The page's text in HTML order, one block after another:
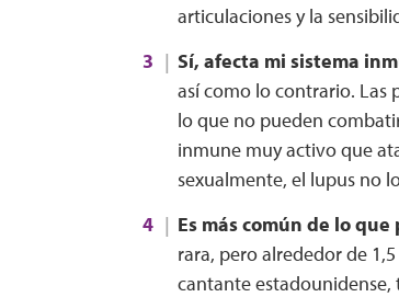
articulaciones y la
Sí, afecta mi sistema
así como lo contrario. Las
lo que no pueden
inmune muy activo que
sexualmente, el lupus no
Es más común de lo que
rara, pero alrededor de
cantante estadounidense,